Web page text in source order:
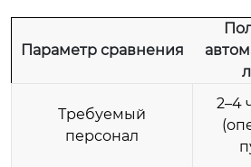
Параметр сравнения
Требуемый
персонал
2–4